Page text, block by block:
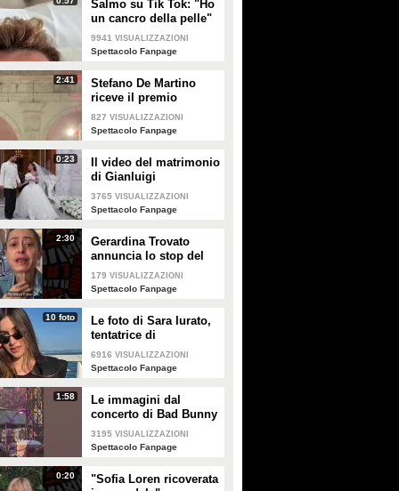
Salmo su Tik Tok: "Ho
un cancro della pelle"
e apre al dibattito sulle
creme solari
9941 VISUALIZZAZIONI
Spettacolo Fanpage
2:41
Stefano De Martino
riceve il premio
intitolato al padre
Enrico
827 VISUALIZZAZIONI
Spettacolo Fanpage
0:23
Il video del matrimonio
di Gianluigi
Donnarumma e Alessia
Elefante
3765 VISUALIZZAZIONI
Spettacolo Fanpage
2:30
Gerardina Trovato
annuncia lo stop del
tour per problemi di
salute
179 VISUALIZZAZIONI
Spettacolo Fanpage
10 foto
Le foto di Sara Iurato,
tentatrice di
Temptation Island 2026
6916 VISUALIZZAZIONI
Spettacolo Fanpage
1:58
Le immagini dal
concerto di Bad Bunny
a Milano
3195 VISUALIZZAZIONI
Spettacolo Fanpage
0:20
"Sofia Loren ricoverata